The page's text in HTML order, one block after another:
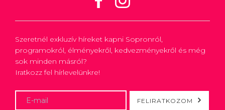
Szeretnél exkluzív híreket kapni Sopronról,
programokról, élményekről, kedvezményekről és még
sok minden másról?
Iratkozz fel hírlevelünkre!
FELIRATKOZOM